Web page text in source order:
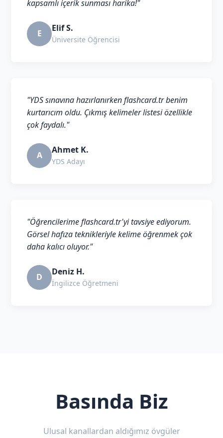
kapsamlı içerik sunması harika!"
E Elif S.
Üniversite Öğrencisi
"YDS sınavına hazırlanırken flashcard.tr benim
kurtarıcım oldu. Çıkmış kelimeler listesi özellikle
çok faydalı."
A Ahmet K.
YDS Adayı
"Öğrencilerime flashcard.tr'yi tavsiye ediyorum.
Görsel hafıza teknikleriyle kelime öğrenmek çok
daha kalıcı oluyor."
D Deniz H.
İngilizce Öğretmeni
Basında Biz
Ulusal kanallardan aldığımız övgüler